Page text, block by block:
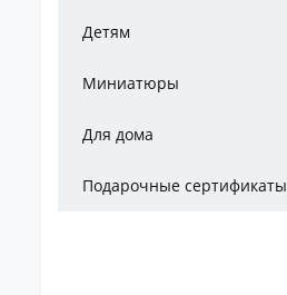
Детям
Миниатюры
Для дома
Подарочные сертификаты